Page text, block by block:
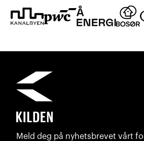
Meld deg på nyhetsbrevet vårt